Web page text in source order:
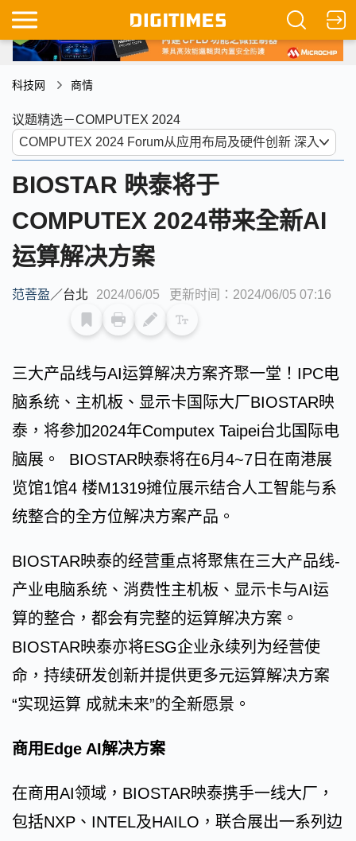
科技网 商情
议题精选－COMPUTEX 2024
BIOSTAR 映泰将于
COMPUTEX 2024带来全新AI
运算解决方案
范菩盈／台北 2024/06/05 更新时间：2024/06/05 07:16
三大产品线与AI运算解决方案齐聚一堂！IPC电
脑系统、主机板、显示卡国际大厂BIOSTAR映
泰，将参加2024年Computex Taipei台北国际电
脑展。 BIOSTAR映泰将在6月4~7日在南港展
览馆1馆4 楼M1319摊位展示结合人工智能与系
统整合的全方位解决方案产品。
BIOSTAR映泰的经营重点将聚焦在三大产品线-
产业电脑系统、消费性主机板、显示卡与AI运
算的整合，都会有完整的运算解决方案。
BIOSTAR映泰亦将ESG企业永续列为经营使
命，持续研发创新并提供更多元运算解决方案
“实现运算 成就未来”的全新愿景。
商用Edge AI解决方案
在商用AI领域，BIOSTAR映泰携手一线大厂，
包括NXP、INTEL及HAILO，联合展出一系列边